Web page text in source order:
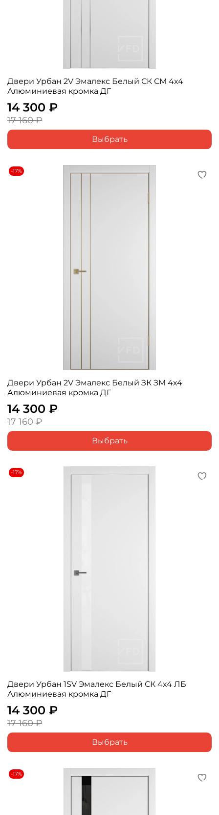
Двери Урбан 2V Эмалекс Белый СК СМ 4x4
Алюминиевая кромка ДГ
14 300 ₽
17 160 ₽
Выбрать
-17%
Двери Урбан 2V Эмалекс Белый ЗК ЗM 4х4
Алюминиевая кромка ДГ
14 300 ₽
17 160 ₽
Выбрать
-17%
Двери Урбан 1SV Эмалекс Белый СК 4х4 ЛБ
Алюминиевая кромка ДГ
14 300 ₽
17 160 ₽
Выбрать
-17%